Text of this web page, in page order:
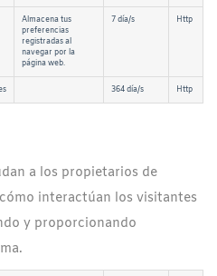
Almacena tus
preferencias
registradas al
navegar por la
página web.
7 día/s Http
364 día/s Http
a los propietarios de
interactúan los visitantes
y proporcionando